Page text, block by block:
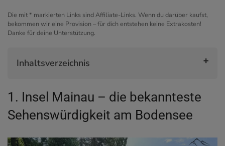
Die mit * markierten Links sind Affiliate-Links. Wenn du darüber kaufst,
bekommen wir eine Provision – für dich entstehen keine Extrakosten!
Danke für deine Unterstützung.
Inhaltsverzeichnis
Sehenswürdigkeit am Bodensee
2. Burg Meersburg – Deutschlands älteste
durchgängig bewohnte Burg
3. Meersburg
1. Insel Mainau – die bekannteste
Sehenswürdigkeit am Bodensee